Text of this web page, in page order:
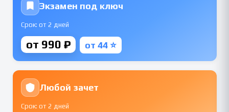
Экзамен под ключ
Срок: от 2 дней
от 990 ₽ от 44 ⭐
Любой зачет
Срок: от 2 дней